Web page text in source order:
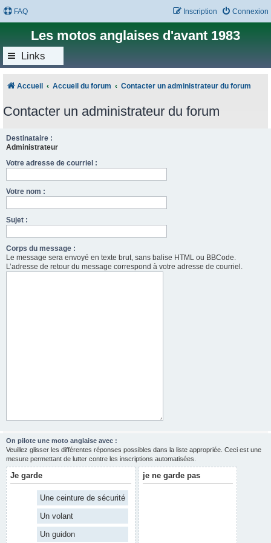
FAQ Connexion
Inscription
Les motos anglaises d'avant 1983
Links
Accueil Accueil du forum Contacter un administrateur du forum
Contacter un administrateur du forum
Destinataire :
Administrateur
Votre adresse de courriel :
Votre nom :
Sujet :
Corps du message :
Le message sera envoyé en texte brut, sans balise HTML ou BBCode.
L’adresse de retour du message correspond à votre adresse de courriel.
On pilote une moto anglaise avec :
Veuillez glisser les différentes réponses possibles dans la liste appropriée. Ceci est une
mesure permettant de lutter contre les inscriptions automatisées.
Je garde
Une ceinture de sécurité
Un volant
Un guidon
je ne garde pas